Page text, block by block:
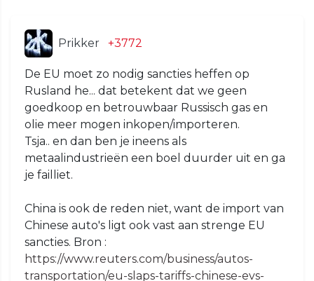
Prikker +3772
De EU moet zo nodig sancties heffen op
Rusland he... dat betekent dat we geen
goedkoop en betrouwbaar Russisch gas en
olie meer mogen inkopen/importeren.
Tsja.. en dan ben je ineens als
metaalindustrieën een boel duurder uit en ga
je failliet.
China is ook de reden niet, want de import van
Chinese auto's ligt ook vast aan strenge EU
sancties. Bron :
https://www.reuters.com/business/autos-
transportation/eu-slaps-tariffs-chinese-evs-